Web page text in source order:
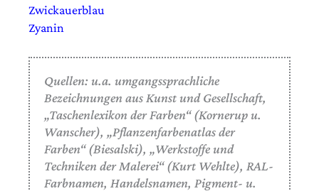
Zwickauerblau
Zyanin
Quellen: u.a. umgangssprachliche
Bezeichnungen aus Kunst und Gesellschaft,
„Taschenlexikon der Farben“ (Kornerup u.
Wanscher), „Pflanzenfarbenatlas der
Farben“ (Biesalski), „Werkstoffe und
Techniken der Malerei“ (Kurt Wehlte), RAL-
Farbnamen, Handelsnamen, Pigment- u.